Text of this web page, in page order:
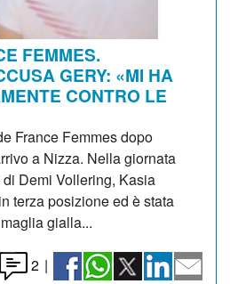
FEMMES.
GERY: «MI HA
CONTRO LE
France Femmes dopo
a Nizza. Nella giornata
Demi Vollering, Kasia
terza posizione ed è stata
gialla...
2 |